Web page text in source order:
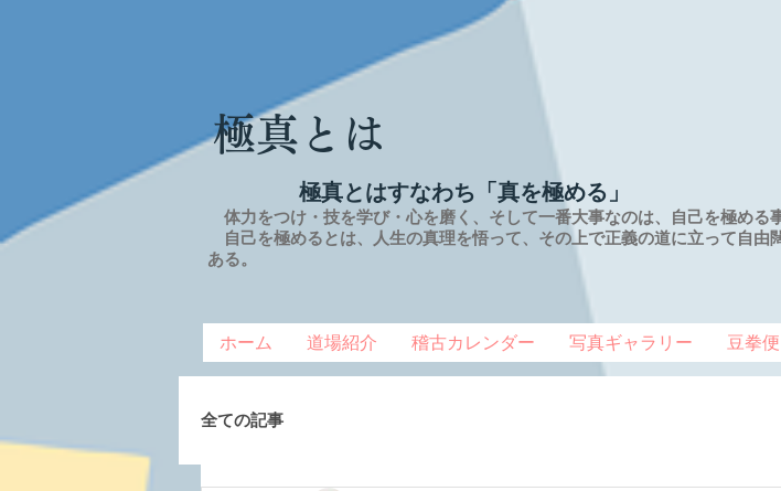
極真とは
極真とはすなわち「真を極める」
体力をつけ・技を学び・心を磨く、そして一番大事なのは、自己を極める
自己を極めるとは、
人生の真理を悟って、その上で正義の道に立って自由
ある。
ホーム 道場紹介 稽古カレンダー 写真ギャラリー 豆拳便
全ての記事